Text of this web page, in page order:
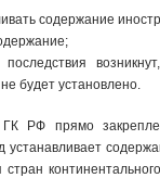
содержание
будет установлено.
РФ прямо
устанавливает
стран